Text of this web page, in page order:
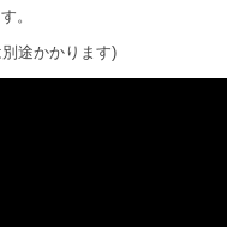
。
途かかります)